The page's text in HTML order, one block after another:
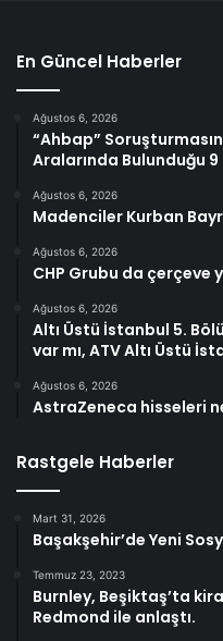
En Güncel Haberler
Ağustos 6, 2026
“Ahbap”
Aralarında Bulunduğu 9
Ağustos 6, 2026
Madenciler Kurban
Ağustos 6, 2026
CHP Grubu da çerçeve
Ağustos 6, 2026
Altı Üstü İstanbul 5.
var mı, ATV Altı Üstü
Ağustos 6, 2026
AstraZeneca hisseleri
Rastgele Haberler
Mart 31, 2026
Başakşehir’de Yeni
Temmuz 23, 2023
Burnley, Beşiktaş’ta
Redmond ile anlaştı.